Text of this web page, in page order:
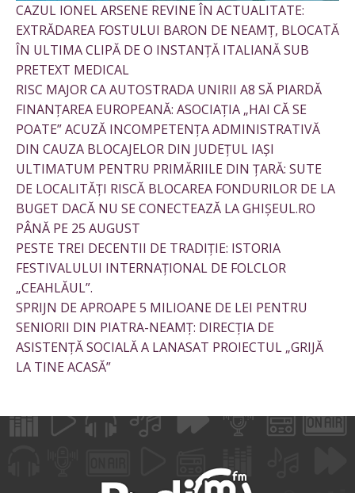
CAZUL IONEL ARSENE REVINE ÎN ACTUALITATE:
EXTRĂDAREA FOSTULUI BARON DE NEAMȚ, BLOCATĂ
ÎN ULTIMA CLIPĂ DE O INSTANȚĂ ITALIANĂ SUB
PRETEXT MEDICAL
RISC MAJOR CA AUTOSTRADA UNIRII A8 SĂ PIARDĂ
FINANȚAREA EUROPEANĂ: ASOCIAȚIA „HAI CĂ SE
POATE” ACUZĂ INCOMPETENȚA ADMINISTRATIVĂ
DIN CAUZA BLOCAJELOR DIN JUDEȚUL IAȘI
ULTIMATUM PENTRU PRIMĂRIILE DIN ȚARĂ: SUTE
DE LOCALITĂȚI RISCĂ BLOCAREA FONDURILOR DE LA
BUGET DACĂ NU SE CONECTEAZĂ LA GHIȘEUL.RO
PÂNĂ PE 25 AUGUST
PESTE TREI DECENTII DE TRADIȚIE: ISTORIA
FESTIVALULUI INTERNAȚIONAL DE FOLCLOR
„CEAHLĂUL”.
SPRIJN DE APROAPE 5 MILIOANE DE LEI PENTRU
SENIORII DIN PIATRA-NEAMȚ: DIRECȚIA DE
ASISTENȚĂ SOCIALĂ A LANASAT PROIECTUL „GRIJĂ
LA TINE ACASĂ”